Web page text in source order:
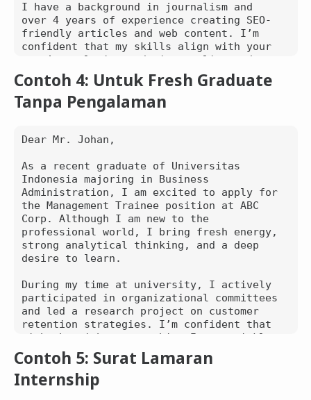
I have a background in journalism and
over 4 years of experience creating SEO-
friendly articles and web content. I’m
confident that my skills align with your
team’s goals in producing quality and
engaging content.
Please feel free to reach out if you need
any additional info. I’d be happy to
Rian Saputra
[Phone Number]
[Email Address]
Contoh 4: Untuk Fresh Graduate
Tanpa Pengalaman
Dear Mr. Johan,
As a recent graduate of Universitas
Indonesia majoring in Business
Administration, I am excited to apply for
the Management Trainee position at ABC
Corp. Although I am new to the
professional world, I bring fresh energy,
strong analytical thinking, and a deep
desire to learn.
During my time at university, I actively
participated in organizational committees
and led a research project on customer
retention strategies. I’m confident that
with the right mentorship, I can quickly
adapt and contribute meaningfully to your
company.
Thank you for your time and consideration.
Contoh 5: Surat Lamaran
Internship